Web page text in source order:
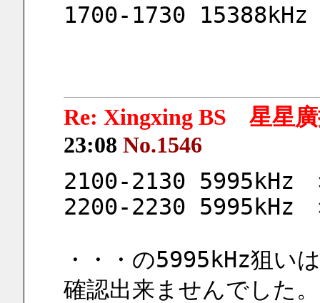
1700-1730 15388kHz
Re: Xingxing BS 星星
23:08 No.1546
2100-2130 5995kHz
2200-2230 5995kHz
・・・の5995kHz狙い
確認出来ませんでした。